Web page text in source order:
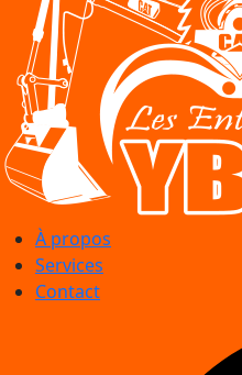
À propos
Services
Contact